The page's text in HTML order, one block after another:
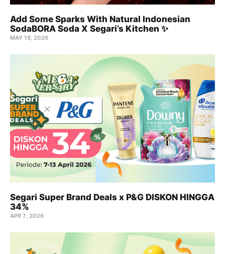
Add Some Sparks With Natural Indonesian
SodaBORA Soda X Segari’s Kitchen ✨
MAY 19, 2026
Segari Super Brand Deals x P&G DISKON HINGGA
34%
APR 7, 2026